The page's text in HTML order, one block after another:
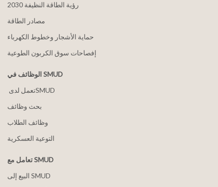
2030 رؤية الطاقة النظيفة
مصادر الطاقة
حماية الأشجار وخطوط الكهرباء
إفصاحات سوق الكربون الطوعية
الوظائف في SMUD
بحث وظائف
وظائف الطلاب
التوعية العسكرية
تعامل مع SMUD
البيع إلى SMUD